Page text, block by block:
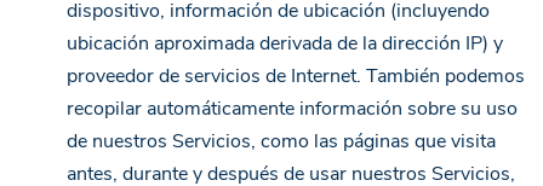
dispositivo, información de ubicación (incluyendo
ubicación aproximada derivada de la dirección IP) y
proveedor de servicios de Internet. También podemos
recopilar automáticamente información sobre su uso
de nuestros Servicios, como las páginas que visita
antes, durante y después de usar nuestros Servicios,